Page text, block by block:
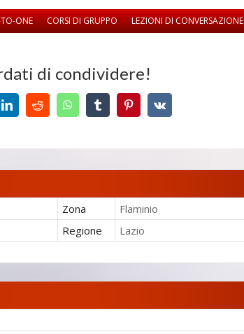
ONE CORSI DI GRUPPO LEZIONI DI CONVERSAZIONE
di condividere!
LinkedInRedditWhatsAppTumblrPinterestVk
Zona
Flaminio
Regione
Lazio